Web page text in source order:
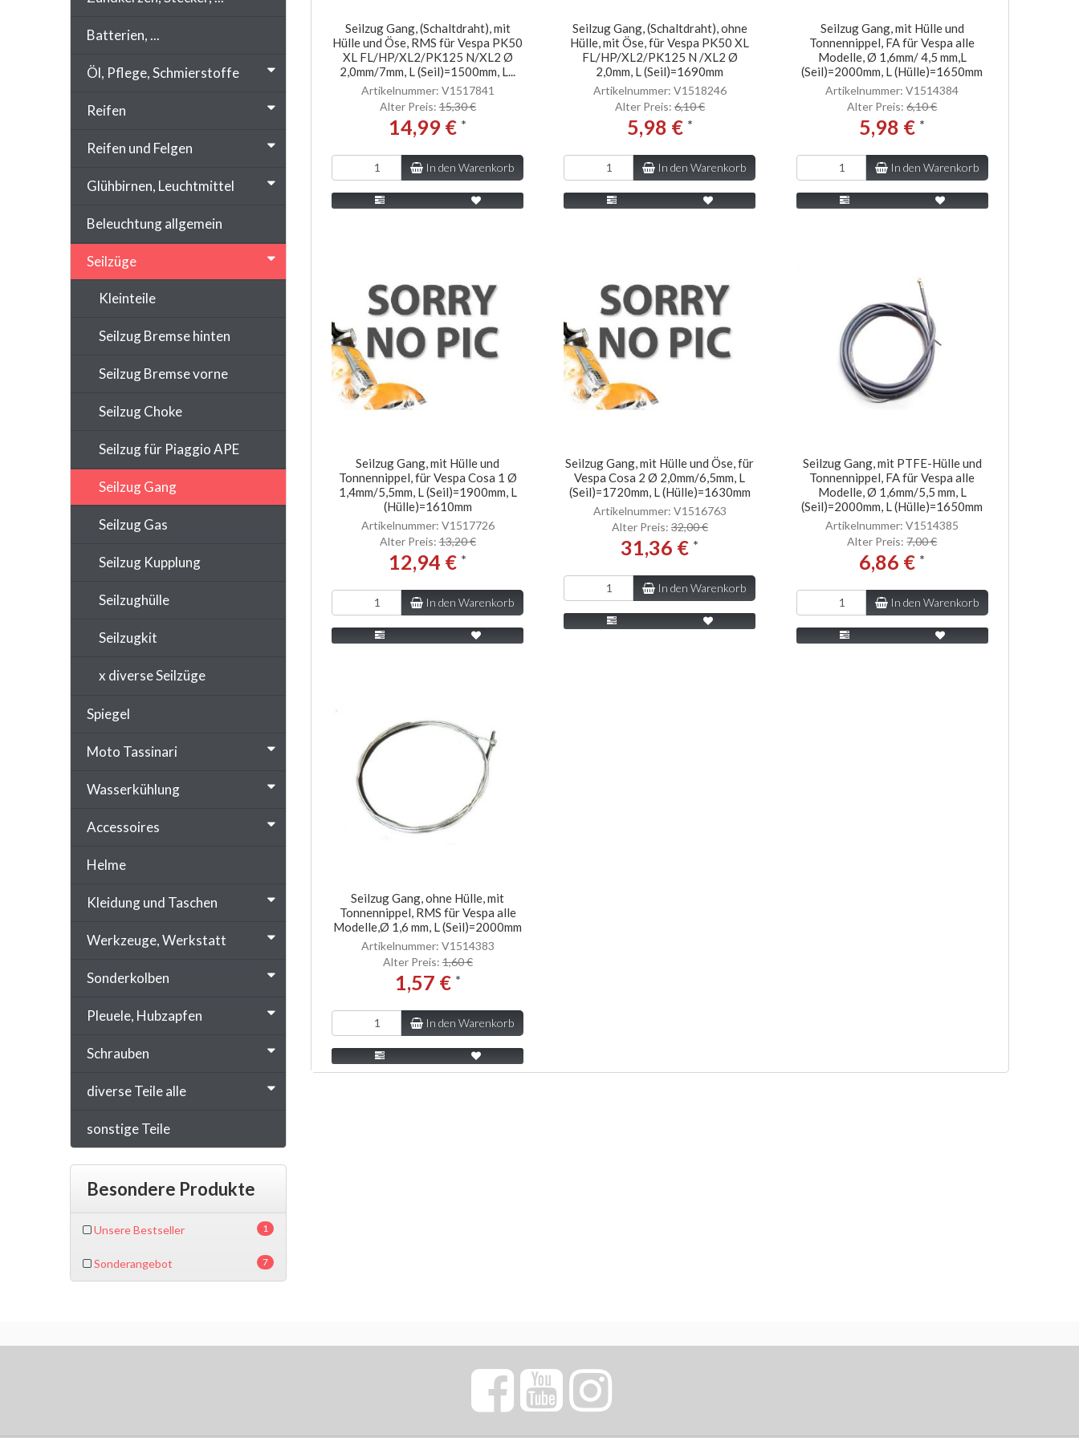
Seilzug Gang, (Schaltdraht), mit
Hülle und Öse, RMS für Vespa PK50
XL FL/HP/XL2/PK125 N/XL2 Ø
2,0mm/7mm, L (Seil)=1500mm, L...
Artikelnummer: V1517841
Alter Preis:15,30 €
14,99 € *
In den Warenkorb
Seilzug Gang, (Schaltdraht), ohne
Hülle, mit Öse, für Vespa PK50 XL
FL/HP/XL2/PK125 N /XL2 Ø
2,0mm, L (Seil)=1690mm
Artikelnummer: V1518246
Alter Preis: 6,10 €
5,98 € *
In den Warenkorb
Seilzug Gang, mit Hülle und
Tonnennippel, FA für Vespa alle
Modelle, Ø 1,6mm/ 4,5 mm,L
(Seil)=2000mm, L (Hülle)=1650mm
Artikelnummer: V1514384
Alter Preis:6,10 €
5,98 € *
In den Warenkorb
Seilzug Gang, mit Hülle und
Tonnennippel, für Vespa Cosa 1 Ø
1,4mm/5,5mm, L (Seil)=1900mm, L
(Hülle)=1610mm
Artikelnummer: V1517726
Alter Preis:13,20 €
12,94 € *
In den Warenkorb
Seilzug Gang, mit Hülle und Öse, für
Vespa Cosa 2 Ø 2,0mm/6,5mm, L
(Seil)=1720mm, L (Hülle)=1630mm
Artikelnummer: V1516763
Alter Preis: 32,00 €
31,36 € *
In den Warenkorb
Seilzug Gang, mit PTFE-Hülle und
Tonnennippel, FA für Vespa alle
Modelle, Ø 1,6mm/5,5 mm, L
(Seil)=2000mm, L (Hülle)=1650mm
Artikelnummer: V1514385
Alter Preis:7,00 €
6,86 € *
In den Warenkorb
Seilzug Gang, ohne Hülle, mit
Tonnennippel, RMS für Vespa alle
Modelle,Ø 1,6 mm, L (Seil)=2000mm
Artikelnummer: V1514383
Alter Preis:1,60 €
1,57 € *
In den Warenkorb
Batterien, ...
Öl, Pflege, Schmierstoffe
Reifen
Reifen und Felgen
Glühbirnen, Leuchtmittel
Beleuchtung allgemein
Seilzüge
Kleinteile
Seilzug Bremse hinten
Seilzug Bremse vorne
Seilzug Choke
Seilzug für Piaggio APE
Seilzug Gang
Seilzug Gas
Seilzug Kupplung
Seilzughülle
Seilzugkit
x diverse Seilzüge
Spiegel
Moto Tassinari
Wasserkühlung
Accessoires
Helme
Kleidung und Taschen
Werkzeuge, Werkstatt
Sonderkolben
Pleuele, Hubzapfen
Schrauben
diverse Teile alle
sonstige Teile
Besondere Produkte
1
Unsere Bestseller
7
Sonderangebot